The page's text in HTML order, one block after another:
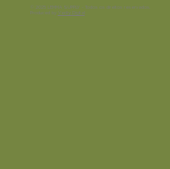
© 2025 LEMMA SUPPLY - Todos os direitos reservados.
Produced by Verity Digital